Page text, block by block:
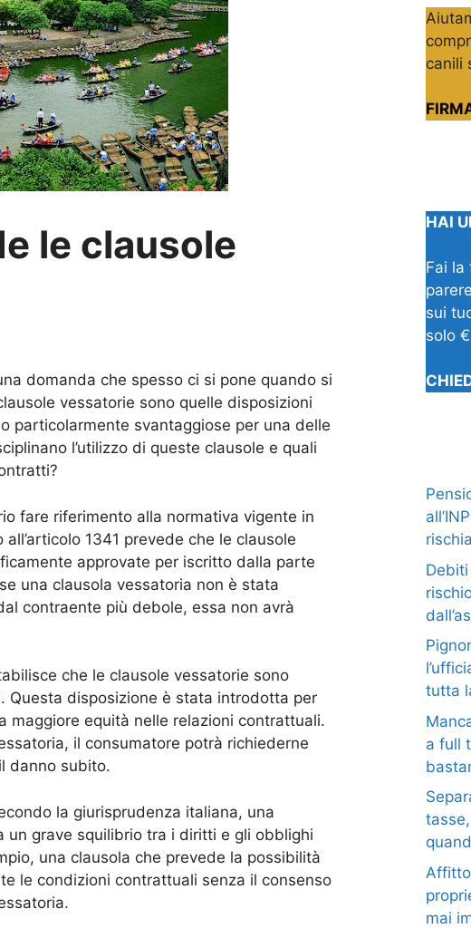
le clausole
domanda che spesso ci si pone quando si
vessatorie sono quelle disposizioni
particolarmente svantaggiose per una delle
l’utilizzo di queste clausole e quali
fare riferimento alla normativa vigente in
1341 prevede che le clausole
approvate per iscritto dalla parte
una clausola vessatoria non è stata
contraente più debole, essa non avrà
che le clausole vessatorie sono
disposizione è stata introdotta per
equità nelle relazioni contrattuali.
il consumatore potrà richiederne
danno subito.
la giurisprudenza italiana, una
un grave squilibrio tra i diritti e gli obblighi
una clausola che prevede la possibilità
le condizioni contrattuali senza il consenso
canili
HAI
Fai la
sui
solo
Debiti
tutta
a full
mai